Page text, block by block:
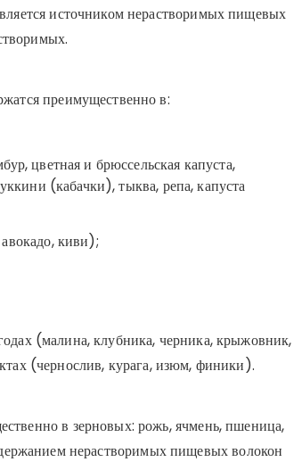
источником нерастворимых пищевых
преимущественно в:
цветная и брюссельская капуста,
(кабачки), тыква, репа, капуста
киви);
(малина, клубника, черника, крыжовник,
(чернослив, курага, изюм, финики).
в зерновых: рожь, ячмень, пшеница,
нерастворимых пищевых волокон